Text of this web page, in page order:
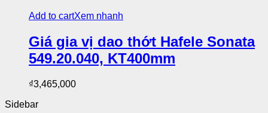
Add to cartXem nhanh
Giá gia vị dao thớt Hafele Sonata
549.20.040, KT400mm
₫3,465,000
Sidebar